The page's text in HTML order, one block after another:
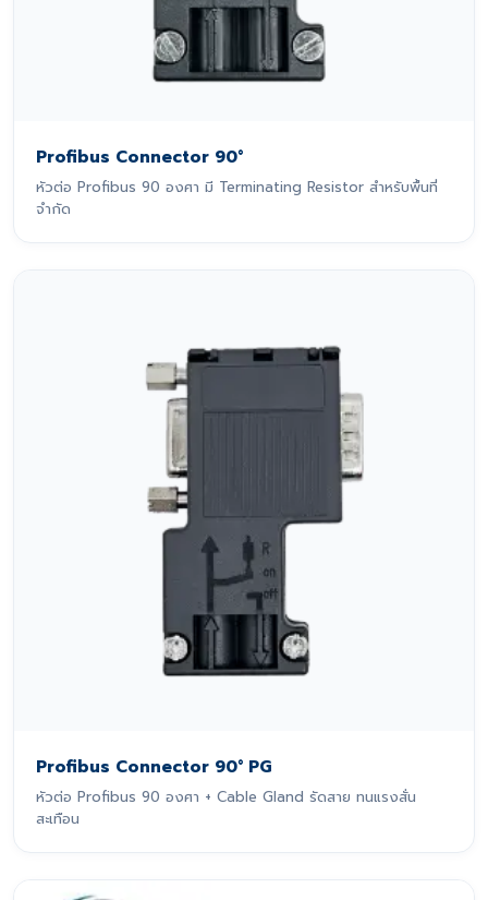
Profibus Connector 90°
หัวต่อ Profibus 90 องศา มี Terminating Resistor สำหรับพื้นที่
จำกัด
Profibus Connector 90° PG
หัวต่อ Profibus 90 องศา + Cable Gland รัดสาย ทนแรงสั่น
สะเทือน